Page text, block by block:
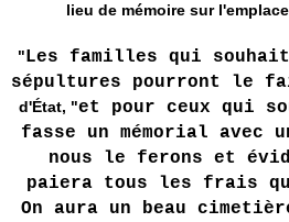
lieu de mémoire sur
"Les familles qui
sépultures pourront le
d'État, "et pour ceux qui
fasse un mémorial avec
nous le ferons et
paiera tous les frais
On aura un beau